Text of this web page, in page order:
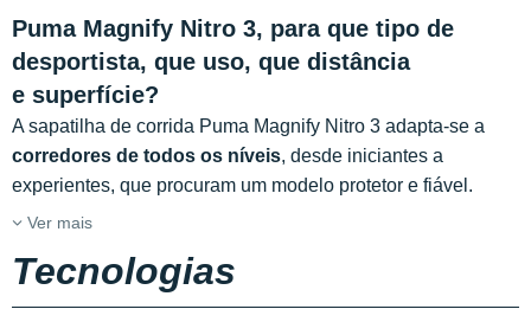
Puma Magnify Nitro 3, para que tipo de
desportista, que uso, que distância
e superfície?
A sapatilha de corrida Puma Magnify Nitro 3 adapta-se a
corredores de todos os níveis, desde iniciantes a
experientes, que procuram um modelo protetor e fiável.
Ver mais
Tecnologias